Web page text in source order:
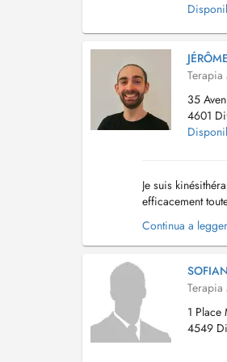
Terapia
35
4601
Je suis
efficacement
plus dans le
Continua a
Terapia
1 Place
4549